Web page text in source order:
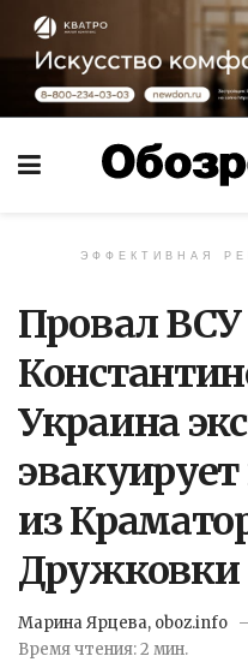
ЭФФЕКТИВНАЯ
Провал ВСУ
Украина
из
Дружковки
Марина Ярцева, oboz.info
Время чтения: 2 мин.